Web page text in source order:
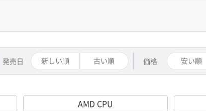
発売日 新しい順 古い順 価格 安い順
AMD CPU